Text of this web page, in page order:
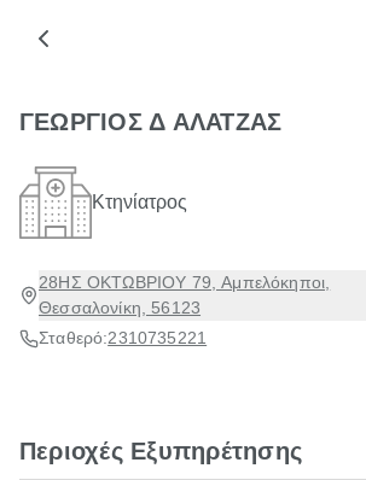
ΓΕΩΡΓΙΟΣ Δ ΑΛΑΤΖΑΣ
Κτηνίατρος
28ΗΣ ΟΚΤΩΒΡΙΟΥ 79, Αμπελόκηποι,
Θεσσαλονίκη, 56123
Σταθερό:2310735221
Περιοχές Εξυπηρέτησης